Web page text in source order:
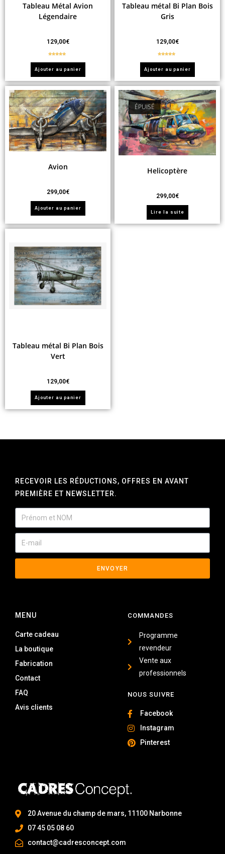
Tableau Métal Avion
Légendaire
129,00€
Ajouter au panier
Tableau métal Bi Plan Bois
Gris
129,00€
Ajouter au panier
Avion
299,00€
Ajouter au panier
ÉPUISÉ
Helicoptère
299,00€
Lire la suite
Tableau métal Bi Plan Bois
Vert
129,00€
Ajouter au panier
20 Avenue du champ de mars, 11100 Narbonne
07 45 05 08 60
contact@cadresconcept.com
COMMANDES
Programme
revendeur
Vente aux
professionnels
NOUS SUIVRE
Facebook
Instagram
Pinterest
MENU
Carte cadeau
La boutique
Fabrication
Contact
FAQ
Avis clients
RECEVOIR LES RÉDUCTIONS, OFFRES EN AVANT
PREMIÈRE ET NEWSLETTER.
ENVOYER